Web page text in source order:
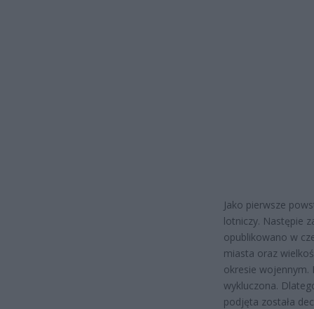
Jako pierwsze
lotniczy. Następie
opublikowano w
miasta oraz
okresie wojennym.
wykluczona.
podjęta została